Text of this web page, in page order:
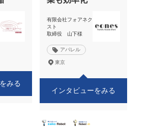
みる
有限会社フォアネク
スト
取締役 山下様
アパレル
東京
インタビューをみる